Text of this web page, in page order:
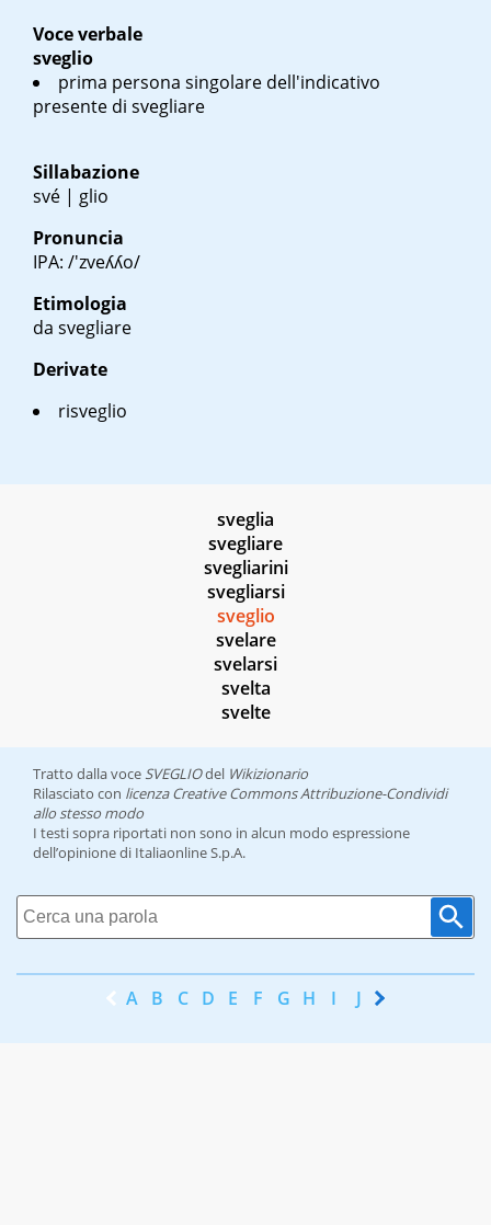
Voce verbale
sveglio
prima persona singolare dell'indicativo
presente di svegliare
Sillabazione
své | glio
Pronuncia
IPA: /'zveʎʎo/
Etimologia
da svegliare
Derivate
risveglio
sveglia
svegliare
svegliarini
svegliarsi
sveglio
svelare
svelarsi
svelta
svelte
Tratto dalla voce SVEGLIOdel Wikizionario
Rilasciato con licenza Creative Commons Attribuzione-Condividi
allo stesso modo
I testi sopra riportati non sono in alcun modo espressione
dell’opinione di Italiaonline S.p.A.
A B C D E F G H I J K